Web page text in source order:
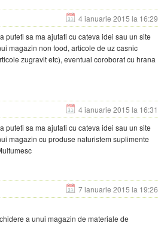
4 ianuarie 2015 la 16:29
puteti sa ma ajutati cu cateva idei sau un site
magazin non food, articole de uz casnic
zugravit etc), eventual coroborat cu hrana
4 ianuarie 2015 la 16:31
puteti sa ma ajutati cu cateva idei sau un site
magazin cu produse naturistem suplimente
7 ianuarie 2015 la 19:26
a unui magazin de materiale de